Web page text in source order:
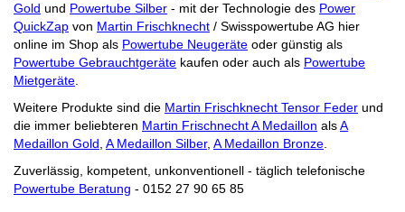
Gold und Powertube Silber - mit der Technologie des Power
QuickZap von Martin Frischknecht / Swisspowertube AG hier
online im Shop als Powertube Neugeräte oder günstig als
Powertube Gebrauchtgeräte kaufen oder auch als Powertube
Mietgeräte
Weitere Produkte sind die Martin Frischknecht Tensor Feder und
die immer beliebteren Martin Frischnecht A Medaillon alsA
Medaillon Gold A Medaillon Silber, A Medaillon Bronze
Zuverlässig, kompetent, unkonventionell - täglich telefonische
Powertube Beratung - 0152 27 90 65 85